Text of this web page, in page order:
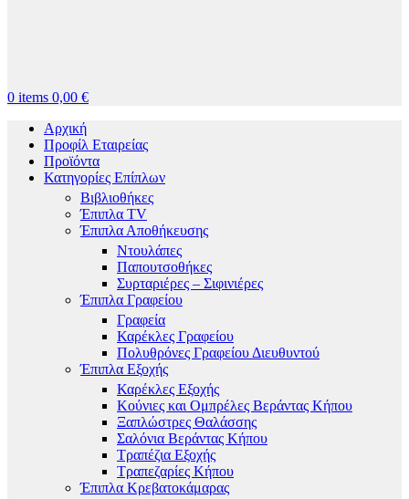
0 items 0,00 €
Αρχική
Προφίλ Εταιρείας
Προϊόντα
Κατηγορίες Επίπλων
Βιβλιοθήκες
Έπιπλα TV
Έπιπλα Αποθήκευσης
Ντουλάπες
Παπουτσοθήκες
Συρταριέρες – Σιφινιέρες
Έπιπλα Γραφείου
Γραφεία
Καρέκλες Γραφείου
Πολυθρόνες Γραφείου Διευθυντού
Έπιπλα Εξοχής
Καρέκλες Εξοχής
Κούνιες και Ομπρέλες Βεράντας Κήπου
Ξαπλώστρες Θαλάσσης
Σαλόνια Βεράντας Κήπου
Τραπέζια Εξοχής
Τραπεζαρίες Κήπου
Έπιπλα Κρεβατοκάμαρας